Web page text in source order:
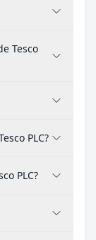
Tesco
PLC?
PLC?